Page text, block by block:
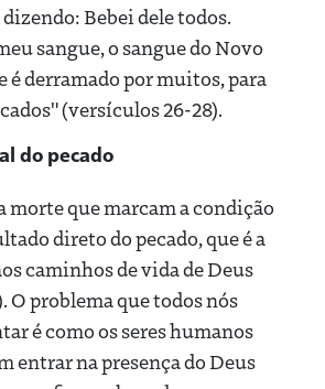
Bebei dele todos.
sangue, o sangue do Novo
é derramado por muitos, para
(versículos 26-28).
do pecado
morte que marcam a condição
direto do pecado, que é a
caminhos de vida de Deus
O problema que todos nós
é como os seres humanos
entrar na presença do Deus